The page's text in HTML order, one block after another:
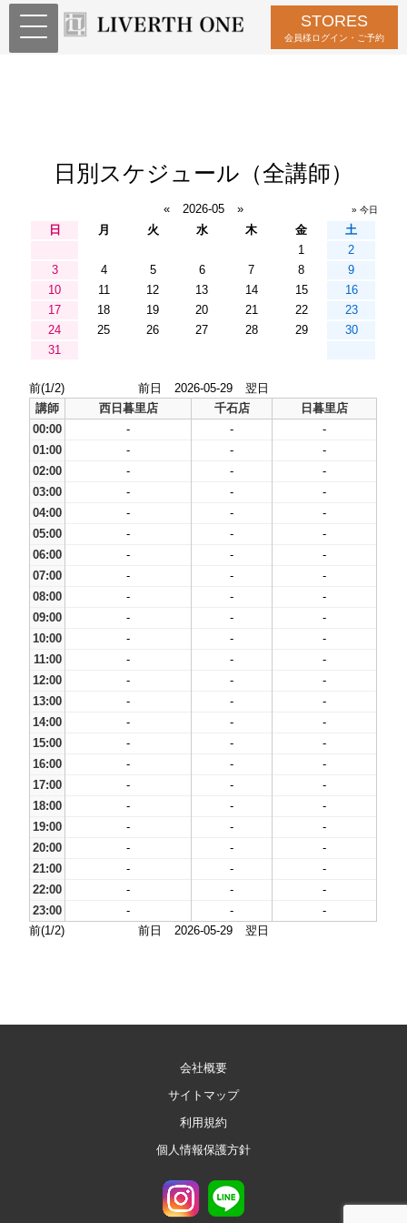
STORES
会員様ログイン・ご予約
日別スケジュール（全講師）
« 2026-05 » » 今日
日 月 火 水 木 金
土
1
2
3
4 5 6 7 8
9
10
11 12 13 14 15
16
17
18 19 20 21 22
23
24
25 26 27 28 29
30
31
前(1/2) 前日 2026-05-29
翌日
講師
西日暮里店 千石店
日暮里店
00:00
- -
-
01:00
- -
-
02:00
- -
-
03:00
- -
-
04:00
- -
-
05:00
- -
-
06:00
- -
-
07:00
- -
-
08:00
- -
-
09:00
- -
-
10:00
- -
-
11:00
- -
-
12:00
- -
-
13:00
- -
-
14:00
- -
-
15:00
- -
-
16:00
- -
-
17:00
- -
-
18:00
- -
-
19:00
- -
-
20:00
- -
-
21:00
- -
-
22:00
- -
-
23:00
- -
-
前(1/2)
前日 2026-05-29 翌日
会社概要
サイトマップ
利用規約
個人情報保護方針